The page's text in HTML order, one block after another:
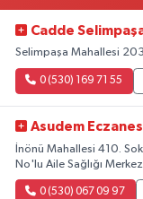
Cadde
Selimpaşa Mahallesi
0 (530) 169 71 55
Asudem
İnönü Mahallesi 410.
No'lu Aile Sağlığı
0 (530) 067 09 97